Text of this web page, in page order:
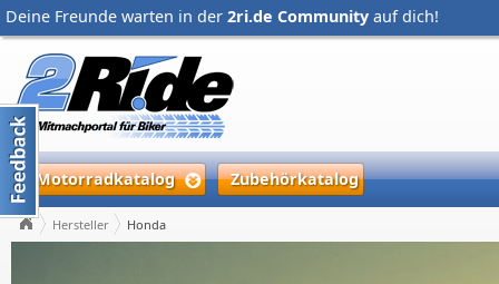
Deine Freunde warten in der 2ri.de Community auf dich!
Motorradkatalog Zubehörkatalog
Hersteller Honda